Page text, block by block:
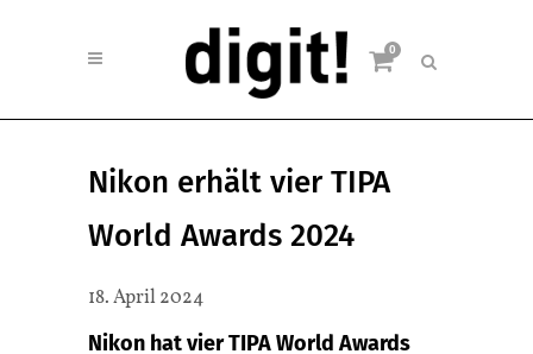
0
Nikon erhält vier TIPA
World Awards 2024
18. April 2024
Nikon hat vier TIPA World Awards